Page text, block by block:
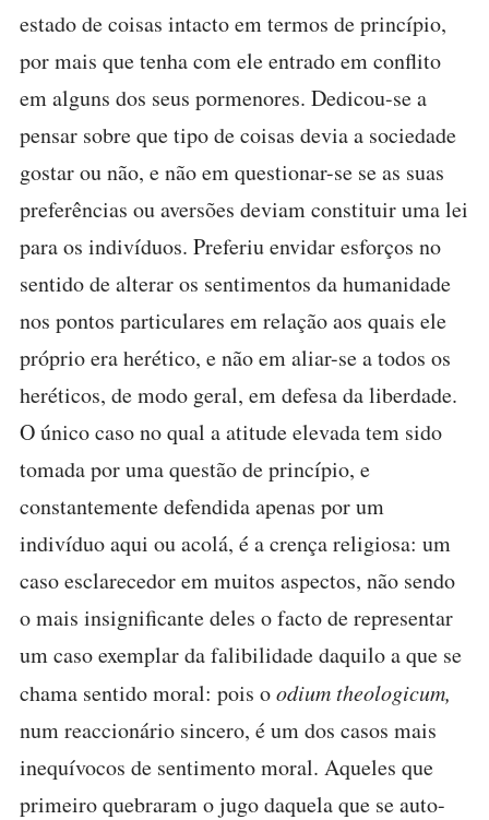
estado de coisas intacto em termos de princípio,
por mais que tenha com ele entrado em conflito
em alguns dos seus pormenores. Dedicou-se a
pensar sobre que tipo de coisas devia a sociedade
gostar ou não, e não em questionar-se se as suas
preferências ou aversões deviam constituir uma lei
para os indivíduos. Preferiu envidar esforços no
sentido de alterar os sentimentos da humanidade
nos pontos particulares em relação aos quais ele
próprio era herético, e não em aliar-se a todos os
heréticos, de modo geral, em defesa da liberdade.
O único caso no qual a atitude elevada tem sido
tomada por uma questão de princípio, e
constantemente defendida apenas por um
indivíduo aqui ou acolá, é a crença religiosa: um
caso esclarecedor em muitos aspectos, não sendo
o mais insignificante deles o facto de representar
um caso exemplar da falibilidade daquilo a que se
chama sentido moral: pois oodium theologicum,
num reaccionário sincero, é um dos casos mais
inequívocos de sentimento moral. Aqueles que
primeiro quebraram o jugo daquela que se auto-